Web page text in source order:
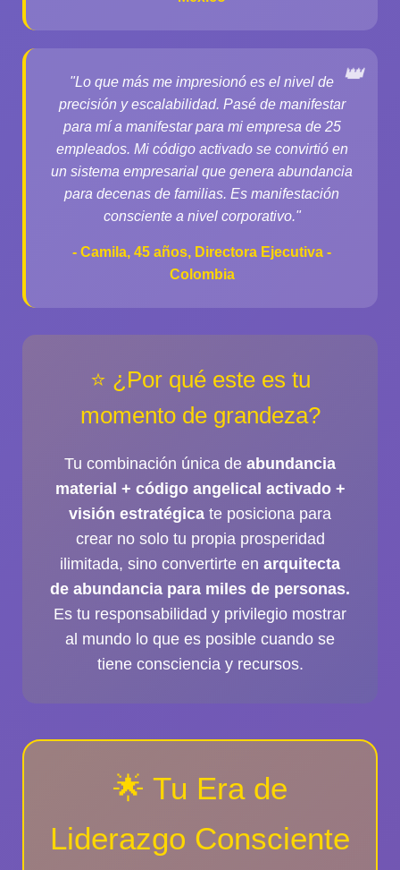
"Lo que más me impresionó es el nivel de
precisión y escalabilidad. Pasé de manifestar
para mí a manifestar para mi empresa de 25
empleados. Mi código activado se convirtió en
un sistema empresarial que genera abundancia
para decenas de familias. Es manifestación
consciente a nivel corporativo."
- Camila, 45 años, Directora Ejecutiva -
Colombia
⭐ ¿Por qué este es tu
momento de grandeza?
Tu combinación única de abundancia
material + código angelical activado +
visión estratégica te posiciona para
crear no solo tu propia prosperidad
ilimitada, sino convertirte en arquitecta
de abundancia para miles de personas.
Es tu responsabilidad y privilegio mostrar
al mundo lo que es posible cuando se
tiene consciencia y recursos.
🌟 Tu Era de
Liderazgo Consciente